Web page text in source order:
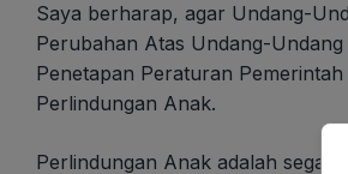
Saya berharap, agar Undang-
Perubahan Atas Undang-
Penetapan Peraturan
Perlindungan Anak.
Perlindungan Anak adalah